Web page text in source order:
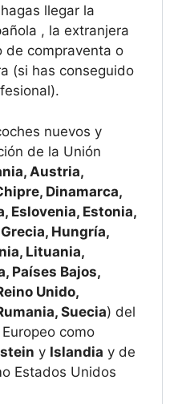
llegar la
, la extranjera
de compraventa o
(si has conseguido
nuevos y
de la Unión
Austria,
Dinamarca,
Eslovenia, Estonia,
Hungría,
Lituania,
Países Bajos,
Unido,
Suecia) del
como
y Islandia y de
Estados Unidos